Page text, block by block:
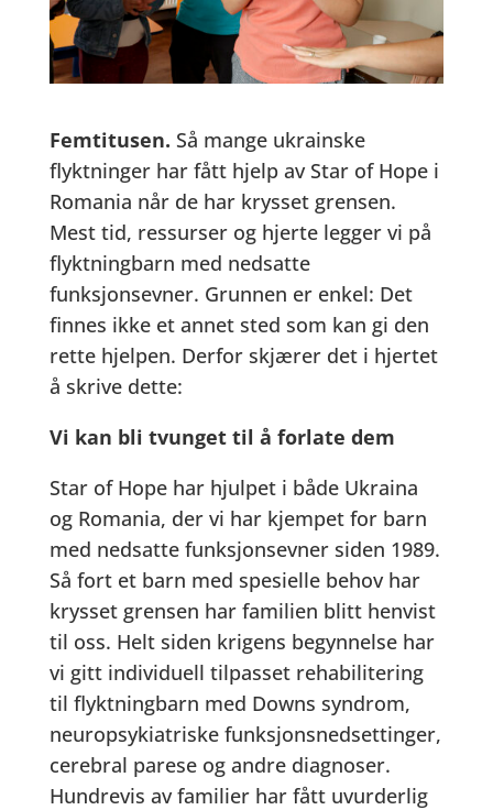
Femtitusen. Så mange ukrainske
flyktninger har fått hjelp av Star of Hope i
Romania når de har krysset grensen.
Mest tid, ressurser og hjerte legger vi på
flyktningbarn med nedsatte
funksjonsevner. Grunnen er enkel: Det
finnes ikke et annet sted som kan gi den
rette hjelpen. Derfor skjærer det i hjertet
å skrive dette:
Vi kan bli tvunget til å forlate dem
Star of Hope har hjulpet i både Ukraina
og Romania, der vi har kjempet for barn
med nedsatte funksjonsevner siden 1989.
Så fort et barn med spesielle behov har
krysset grensen har familien blitt henvist
til oss. Helt siden krigens begynnelse har
vi gitt individuell tilpasset rehabilitering
til flyktningbarn med Downs syndrom,
neuropsykiatriske funksjonsnedsettinger,
cerebral parese og andre diagnoser.
Hundrevis av familier har fått uvurderlig